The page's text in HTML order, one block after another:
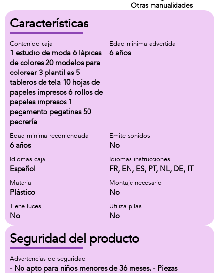
Otras manualidades
Características
Contenido caja
1 estudio de moda 6 lápices
de colores 20 modelos para
colorear 3 plantillas 5
tableros de tela 10 hojas de
papeles impresos 6 rollos de
papeles impresos 1
pegamento pegatinas 50
pedrería
Edad minima advertida
6 años
Edad minima recomendada
6 años
Emite sonidos
No
Idiomas caja
Español
Idiomas instrucciones
FR, EN, ES, PT, NL, DE, IT
Material
Plástico
Montaje necesario
No
Tiene luces
No
Utiliza pilas
No
Seguridad del producto
Advertencias de seguridad
- No apto para niños menores de 36 meses. - Piezas